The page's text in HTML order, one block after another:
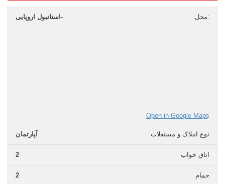
محل: استانبول اروپایی-
Open in Google Maps
نوع املاک و مستغلات آپارتمان
اتاق خواب 2
حمام 2